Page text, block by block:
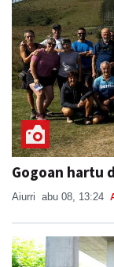
Gogoan hartu
Aiurri abu 08, 13:24